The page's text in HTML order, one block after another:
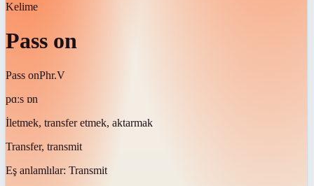
Kelime
Pass on
Pass onPhr.V
pɑːs ɒn
İletmek, transfer etmek, aktarmak
Transfer, transmit
Eş anlamlılar: Transmit